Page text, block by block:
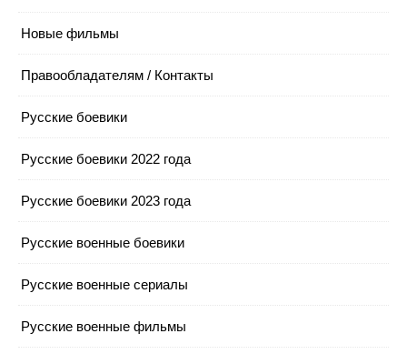
Новые фильмы
Правообладателям / Контакты
Русские боевики
Русские боевики 2022 года
Русские боевики 2023 года
Русские военные боевики
Русские военные сериалы
Русские военные фильмы